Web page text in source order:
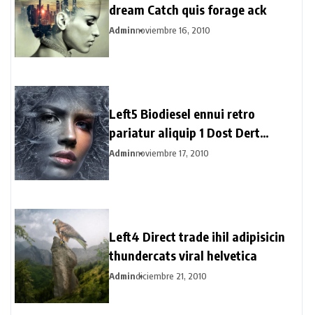
dream Catch quis forage ack
Adminnoviembre 16, 2010
Left5 Biodiesel ennui retro
pariatur aliquip 1 Dost Dert
Hertogs
Adminnoviembre 17, 2010
Left4 Direct trade ihil adipisicin
thundercats viral helvetica
Admindiciembre 21, 2010